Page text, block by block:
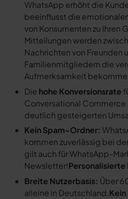
WhatsApp erhöht die
beeinflusst die
von Konsumenten zu Ihren
Mitteilungen werden
Nachrichten von Freunden
Familienmitgliedern die
Aufmerksamkeit
Die hohe Konversionsrate
Conversational Commerce
deutlich gesteigerten
Kein Spam-Ordner:
kommen zuverlässig bei
gilt auch für WhatsApp-
Newsletter!
Breite Nutzerbasis: Über
alleine in Deutschland.